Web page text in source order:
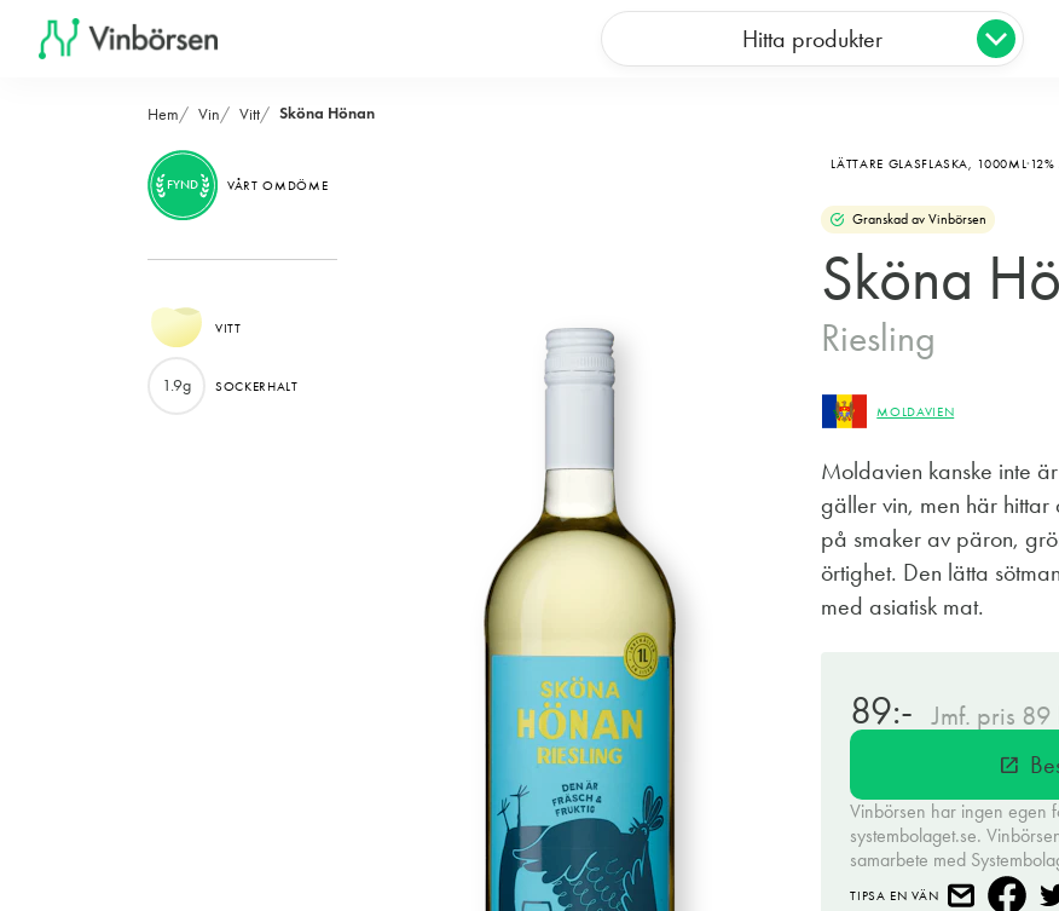
Hitta produkter
Hem Vin Vitt Sköna Hönan
LÄTTARE GLASFLASKA, 1000ML 12%
Granskad av Vinbörsen
Sköna
Riesling
MOLDAVIEN
Moldavien kanske inte
gäller vin, men här
på smaker av päron,
örtighet. Den lätta
med asiatisk mat.
FYND VÅRT OMDÖME
VITT
1.9g SOCKERHALT
89:- Jmf. pris
open_in_new
Vinbörsen har ingen egen
systembolaget.se.
samarbete med
TIPSA EN VÄN